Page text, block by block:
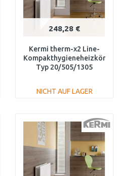
248,28 €
Kermi therm-x2 Line-
Kompakthygieneheizkörper
Typ 20/505/1305
NICHT AUF LAGER
Vergleichen